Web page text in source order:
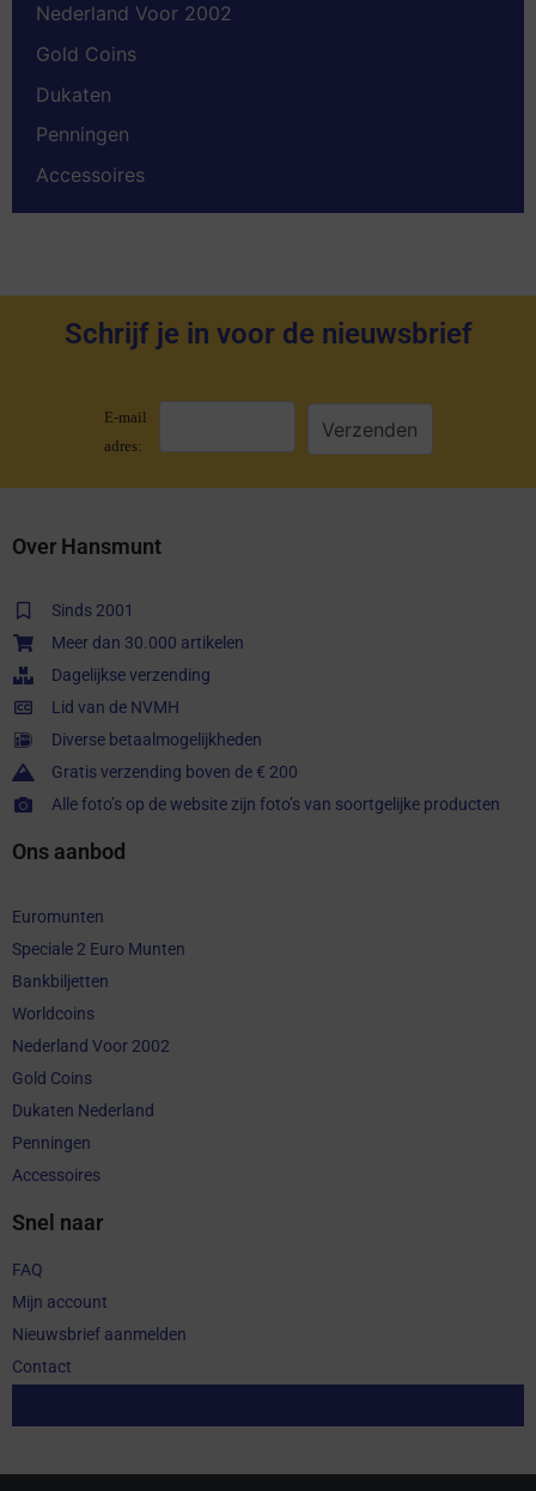
Nederland Voor 2002
Gold Coins
Dukaten
Penningen
Accessoires
Schrijf je in voor de nieuwsbrief
E-mail
adres:
Over Hansmunt
Sinds 2001
Meer dan 30.000 artikelen
Dagelijkse verzending
Lid van de NVMH
Diverse betaalmogelijkheden
Gratis verzending boven de € 200
Alle foto’s op de website zijn foto’s van soortgelijke producten
Ons aanbod
Euromunten
Speciale 2 Euro Munten
Bankbiljetten
Worldcoins
Nederland Voor 2002
Gold Coins
Dukaten Nederland
Penningen
Accessoires
Snel naar
FAQ
Mijn account
Nieuwsbrief aanmelden
Contact